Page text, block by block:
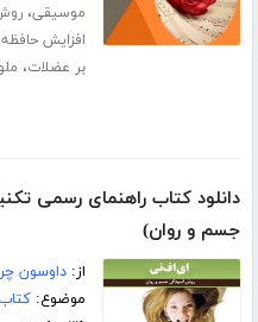
موسیقی،
افزایش حافظه
بر عضلات،
دانلود کتاب راهنمای رسمی
جسم و روان)
از:داوسون
موضوع: